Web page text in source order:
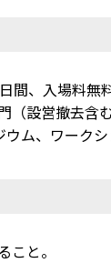
間、入場料無料
（設営撤去含
ム、ワーク
こと。